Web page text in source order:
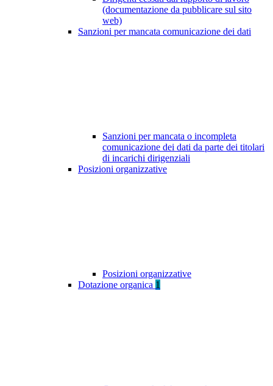
(documentazione da pubblicare sul sito
web)
Sanzioni per mancata comunicazione dei dati
Sanzioni per mancata o incompleta
comunicazione dei dati da parte dei titolari
di incarichi dirigenziali
Posizioni organizzative
Posizioni organizzative
Dotazione organica 1